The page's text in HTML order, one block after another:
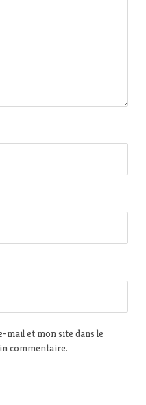
et mon site dans le
commentaire.